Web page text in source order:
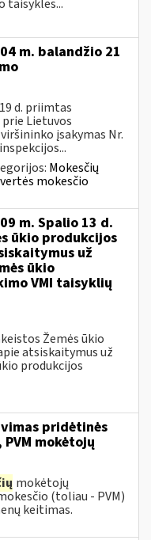
taisykles...
m. balandžio 21
d. priimtas
Lietuvos
įsakymas Nr.
Mokesčių
mokesčio
m. Spalio 13 d.
ūkio produkcijos
už
ūkio
VMI taisyklių
Žemės ūkio
atsiskaitymus už
produkcijos
pridėtinės
mokėtojų
mokėtojų
(toliau - PVM)
keitimas.